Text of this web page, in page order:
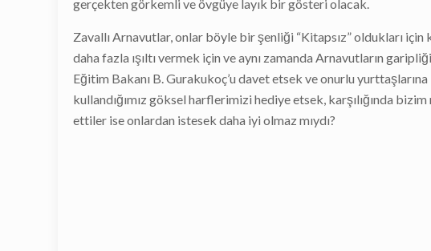
gerçekten görkemli ve övgüye layık bir gösteri olacak.
Zavallı Arnavutlar, onlar böyle bir şenliği “Kitapsız” oldukları
daha fazla ışıltı vermek için ve aynı zamanda Arnavutların
Eğitim Bakanı B. Gurakukoç’u davet etsek ve onurlu yurttaşlarına
kullandığımız göksel harflerimizi hediye etsek, karşılığında
ettiler ise onlardan istesek daha iyi olmaz mıydı?